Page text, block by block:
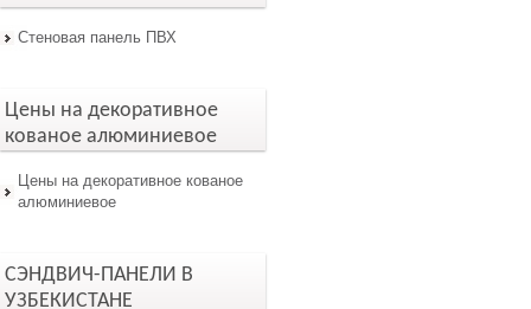
Стеновая панель ПВХ
Цены на декоративное
кованое алюминиевое
Цены на декоративное кованое
алюминиевое
СЭНДВИЧ-ПАНЕЛИ В
УЗБЕКИСТАНЕ